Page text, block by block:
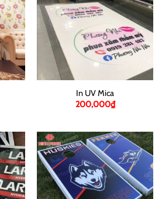
In UV Mica
200,000₫